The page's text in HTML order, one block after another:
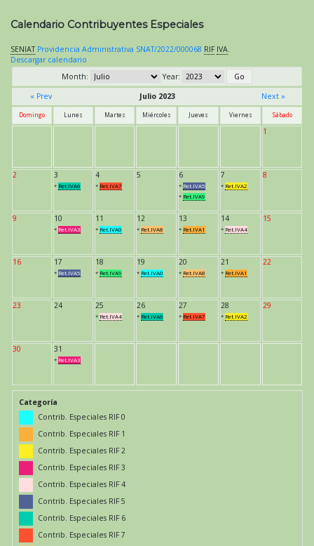
Calendario Contribuyentes Especiales
SENIAT Providencia Administrativa SNAT/2022/000068 RIF IVA.
Descargar calendario
Month:
Year:
« Prev
Julio 2023 Next »
Domingo Lunes Martes Miércoles Jueves Viernes Sábado
1
2 3
* Ret.IVA6
4
* Ret.IVA7
5 6
* Ret.IVA5
* Ret.IVA9
7
* Ret.IVA2
8
9 10
* Ret.IVA3
11
* Ret.IVA0
12
* Ret.IVA8
13
* Ret.IVA1
14
* Ret.IVA4
15
16 17
* Ret.IVA5
18
* Ret.IVA9
19
* Ret.IVA0
20
* Ret.IVA8
21
* Ret.IVA1
22
23 24 25
* Ret.IVA4
26
* Ret.IVA6
27
* Ret.IVA7
28
* Ret.IVA2
29
30 31
* Ret.IVA3
Categoría
Contrib. Especiales RIF 0
Contrib. Especiales RIF 1
Contrib. Especiales RIF 2
Contrib. Especiales RIF 3
Contrib. Especiales RIF 4
Contrib. Especiales RIF 5
Contrib. Especiales RIF 6
Contrib. Especiales RIF 7